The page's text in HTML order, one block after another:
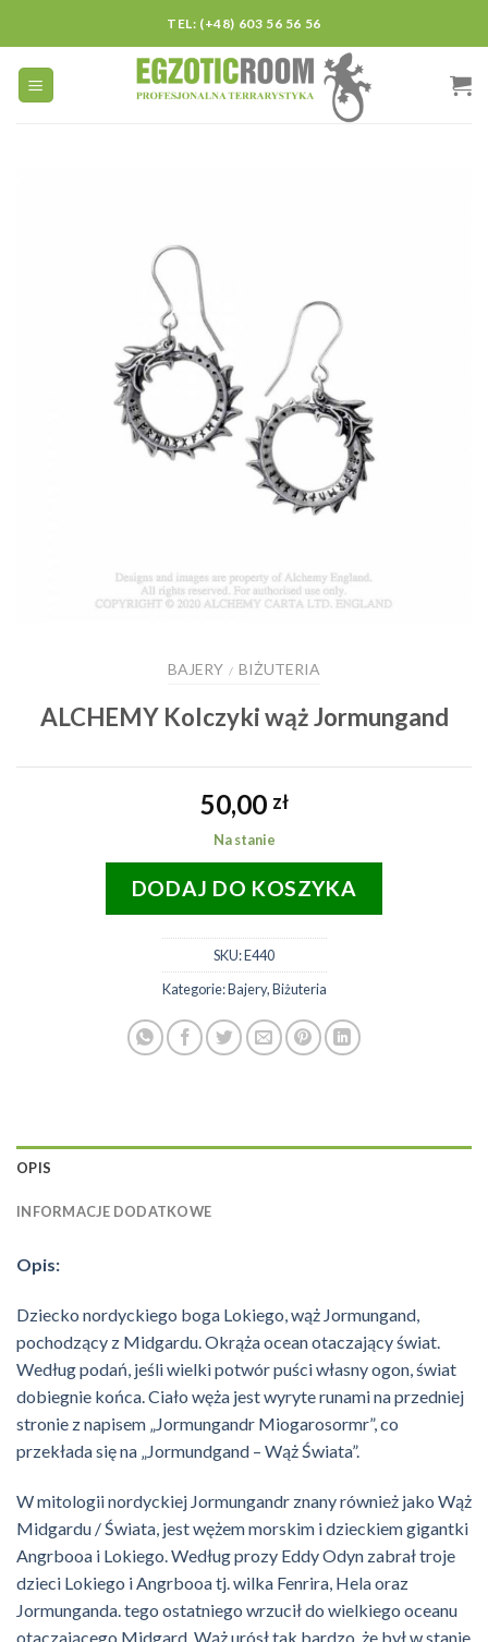
content
TEL: (+48) 603 56 56 56
BAJERY / BIŻUTERIA
ALCHEMY Kolczyki wąż Jormungand
50,00 zł
Na stanie
DODAJ DO KOSZYKA
SKU:E440
Kategorie:Bajery,Biżuteria
OPIS
INFORMACJE DODATKOWE
Opis:
Dziecko nordyckiego boga Lokiego, wąż Jormungand,
pochodzący z Midgardu. Okrąża ocean otaczający świat.
Według podań, jeśli wielki potwór puści własny ogon, świat
dobiegnie końca. Ciało węża jest wyryte runami na przedniej
stronie z napisem „Jormungandr Miogarosormr”, co
przekłada się na „Jormundgand – Wąż Świata”.
W mitologii nordyckiej Jormungandr znany również jako Wąż
Midgardu / Świata, jest wężem morskim i dzieckiem gigantki
Angrbooa i Lokiego. Według prozy Eddy Odyn zabrał troje
dzieci Lokiego i Angrbooa tj. wilka Fenrira, Hela oraz
Jormunganda. tego ostatniego wrzucił do wielkiego oceanu
otaczającego Midgard. Wąż urósł tak bardzo, że był w stanie